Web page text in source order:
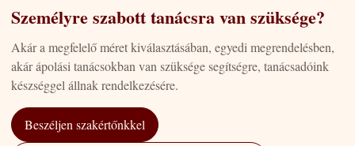
Személyre szabott tanácsra van szüksége?
Akár a megfelelő méret kiválasztásában, egyedi megrendelésben,
akár ápolási tanácsokban van szüksége segítségre, tanácsadóink
készséggel állnak rendelkezésére.
Beszéljen szakértőnkkel